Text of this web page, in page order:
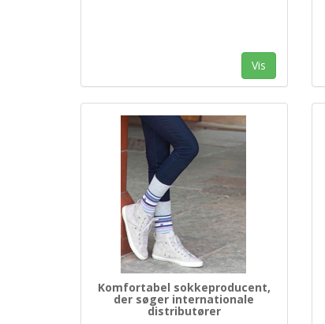
Vis
Komfortabel sokkeproducent,
der søger internationale
distributører